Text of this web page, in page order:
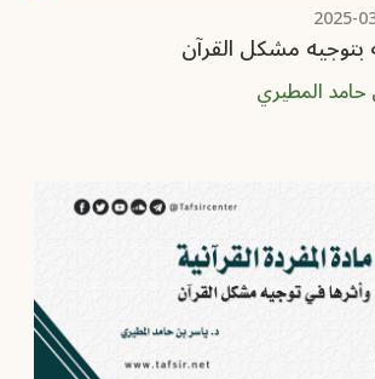
2025-
بتوجيه مشكل القرآن
المطيري